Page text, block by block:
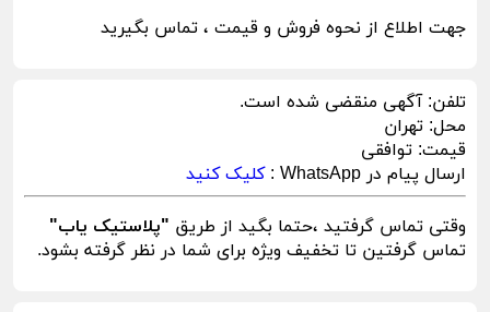
جهت اطلاع از نحوه فروش و قیمت ، تماس بگیرید
تلفن:آگهی منقضی شده است.
محل: تهران
قیمت: توافقی
ارسال پیام در WhatsApp :
کلیک کنید
وقتی تماس گرفتید ،حتما بگید از طریق "پلاستیک یاب"
تماس گرفتین تا تخفیف ویژه برای شما در نظر گرفته بشود.